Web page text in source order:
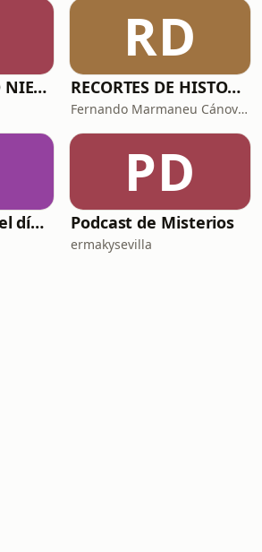
PROFE CLAUDIO NIETO
RD
RECORTES DE HISTORIA Y CIENCIA
Fernando Marmaneu Cánovas
Santo Rosario del día. 🙏 Reza con nosotros en castellano 🇪🇸
PD
Podcast de Misterios
ermakysevilla